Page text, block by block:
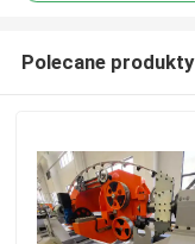
Polecane produkty